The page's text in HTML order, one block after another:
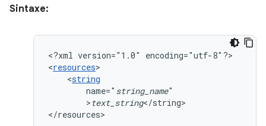
Sintaxe:
<?xml version="1.0"
encoding="utf-8"?>
<resources
<string
name=" string_name
>text_string</string>
</resources>